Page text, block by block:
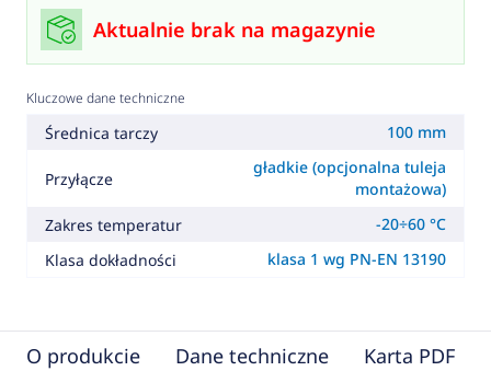
Aktualnie brak na magazynie
Kluczowe dane techniczne
Średnica tarczy 100 mm
Przyłącze
gładkie (opcjonalna tuleja
montażowa)
Zakres temperatur
-20÷60 °C
Klasa dokładności
klasa 1 wg PN-EN 13190
O produkcie Dane techniczne Karta PDF